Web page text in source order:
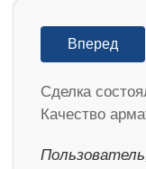
Вперед
Сделка
Качество